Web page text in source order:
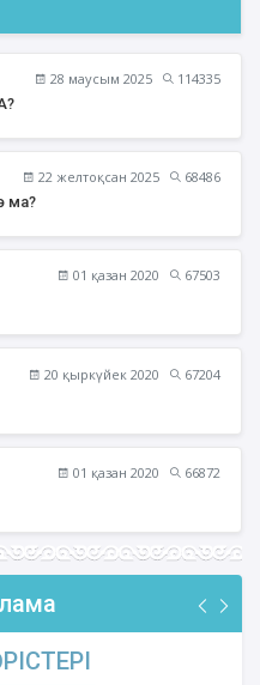
28 маусым 2025
114335
22 желтоқсан 2025
68486
ма?
01 қазан 2020
67503
20 қыркүйек 2020
67204
01 қазан 2020
66872